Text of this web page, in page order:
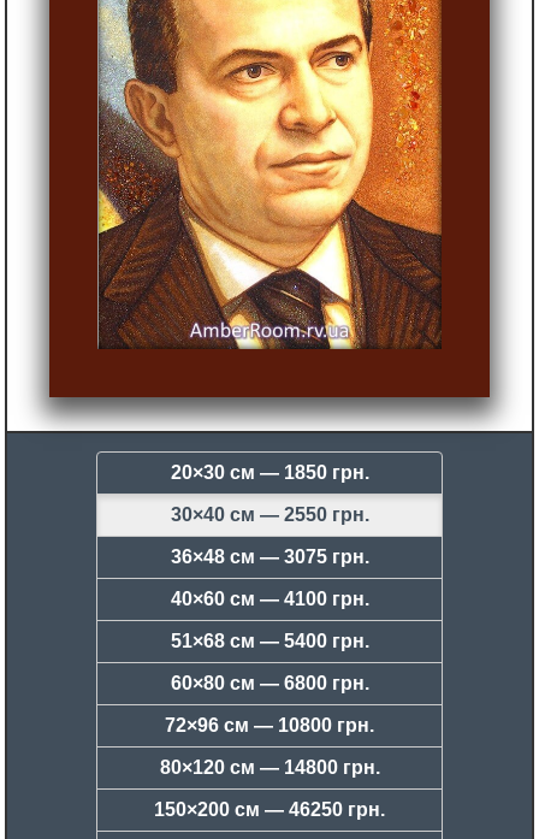
20×30 см — 1850 грн.
30×40 см — 2550 грн.
36×48 см — 3075 грн.
40×60 см — 4100 грн.
51×68 см — 5400 грн.
60×80 см — 6800 грн.
72×96 см — 10800 грн.
80×120 см — 14800 грн.
150×200 см — 46250 грн.